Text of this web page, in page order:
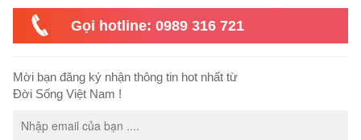
Gọi hotline: 0989 316 721
Mời bạn đăng ký nhận thông tin hot nhất từ
Đời Sống Việt Nam !